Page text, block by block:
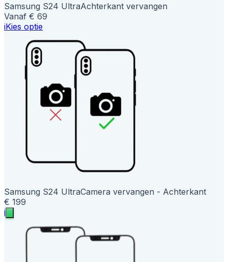
Samsung S24 UltraAchterkant vervangen
Vanaf € 69
iKies optie
Samsung S24 UltraCamera vervangen - Achterkant
€ 199
i